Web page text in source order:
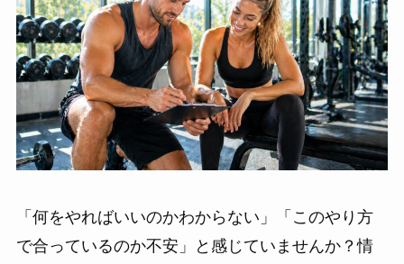
「何をやればいいのかわからない」「このやり方
で合っているのか不安」と感じていませんか？情